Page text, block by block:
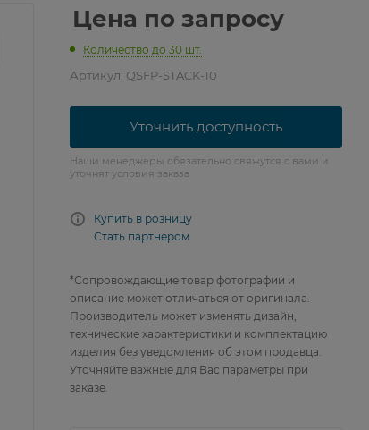
Цена по запросу
Количество до 30 шт.
Артикул: QSFP-STACK-10
Уточнить доступность
Наши менеджеры обязательно свяжутся с вами и
уточнят условия заказа
Купить в розницу
Стать партнером
*Сопровождающие товар фотографии и
описание может отличаться от оригинала.
Производитель может изменять дизайн,
технические характеристики и комплектацию
изделия без уведомления об этом продавца.
Уточняйте важные для Вас параметры при
заказе.